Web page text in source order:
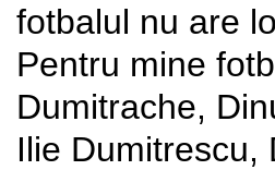
fotbalul nu are
Pentru mine
Dumitrache,
Ilie Dumitrescu,